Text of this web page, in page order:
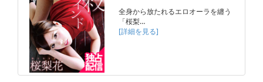
全身から放たれるエロオーラを纏う
「桜梨…
[詳細を見る]